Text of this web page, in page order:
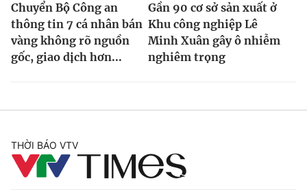
Chuyển Bộ Công an
thông tin 7 cá nhân bán
vàng không rõ nguồn
gốc, giao dịch hơn...
Gần 90 cơ sở sản xuất ở
Khu công nghiệp Lê
Minh Xuân gây ô nhiễm
nghiêm trọng
THỜI BÁO VTV